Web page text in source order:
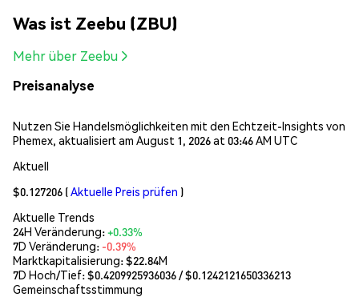
Was ist Zeebu (ZBU)
Mehr über Zeebu
Preisanalyse
Nutzen Sie Handelsmöglichkeiten mit den Echtzeit-Insights von
Phemex, aktualisiert am August 1, 2026 at 03:46 AM UTC
Aktuell
$0.127206 (Aktuelle Preis prüfen )
Aktuelle Trends
24H Veränderung:+0.33%
7D Veränderung: -0.39%
Marktkapitalisierung:$22.84M
7D Hoch/Tief: $0.4209925936036/ $0.1242121650336213
Gemeinschaftsstimmung